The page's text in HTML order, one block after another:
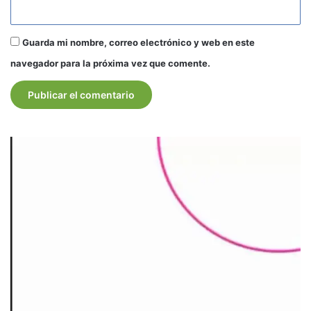
Guarda mi nombre, correo electrónico y web en este
navegador para la próxima vez que comente.